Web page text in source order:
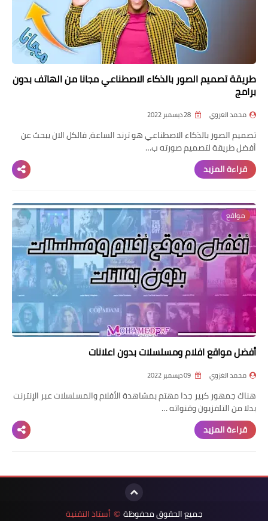
طريقة تصميم الصور بالذكاء الاصطناعي مجانا من الهاتف بدون
برامج
محمد الغزوي
تصميم الصور بالذكاء الاصطناعي هو ترند الساعة، فالكل الان يبحث عن
أفضل طريقة لتصميم صورته ب…
قراءة المزيد
مواقع
أفضل مواقع افلام ومسلسلات بدون اعلانات
محمد الغزوي
هناك جمهور كبير جدا مهتم بمشاهدة الأفلام والمسلسلات عبر الإنترنت
بدلا من التلفزيون وقنواته …
قراءة المزيد
جميع الحقوق محفوظة © أستاذ التقنية